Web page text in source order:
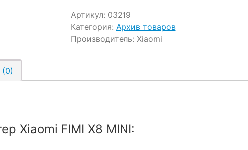
Артикул: 03219
Категория: Архив товаров
Производитель: Xiaomi
Xiaomi FIMI X8 MINI: